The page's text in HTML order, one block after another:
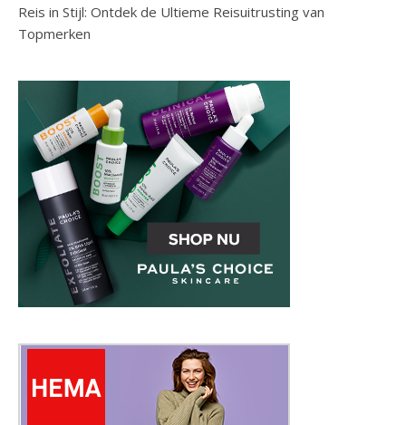
Reis in Stijl: Ontdek de Ultieme Reisuitrusting van
Topmerken